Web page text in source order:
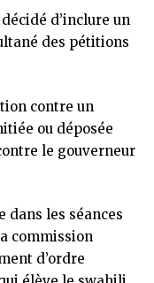
d’inclure un
des pétitions
contre un
ou déposée
le gouverneur
dans les séances
commission
d’ordre